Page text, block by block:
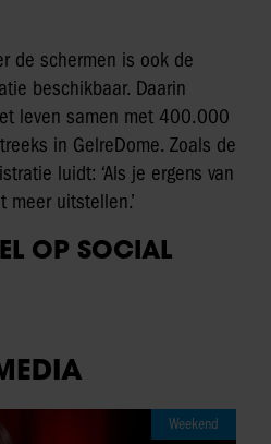
de schermen is ook de
beschikbaar. Daarin
leven samen met 400.000
in GelreDome. Zoals de
luidt: ‘Als je ergens van
uitstellen.’
OP SOCIAL
Weekend